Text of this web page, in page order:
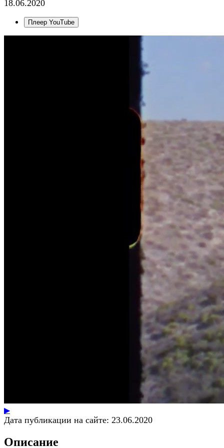
18.06.2020
Плеер YouTube
▶
Дата публикации на сайте: 23.06.2020
Описание